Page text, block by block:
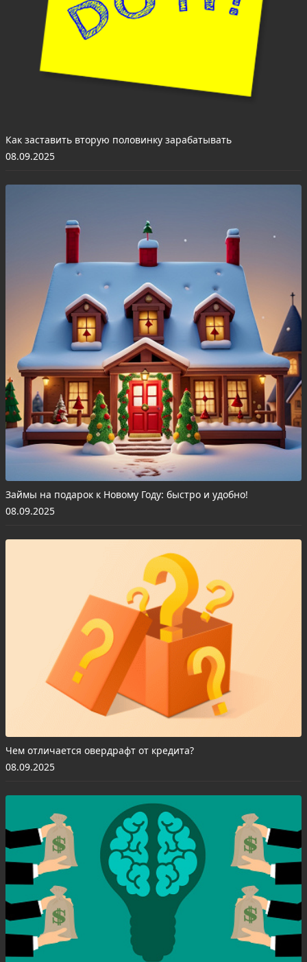
Как заставить вторую половинку зарабатывать
08.09.2025
Займы на подарок к Новому Году: быстро и удобно!
08.09.2025
Чем отличается овердрафт от кредита?
08.09.2025